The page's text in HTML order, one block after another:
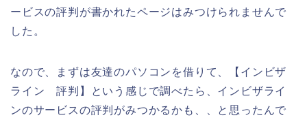
ービスの評判が書かれたページはみつけられませんで
した。
なので、まずは友達のパソコンを借りて、【インビザ
ライン 評判】という感じで調べたら、インビザライ
ンのサービスの評判がみつかるかも、、と思ったんで